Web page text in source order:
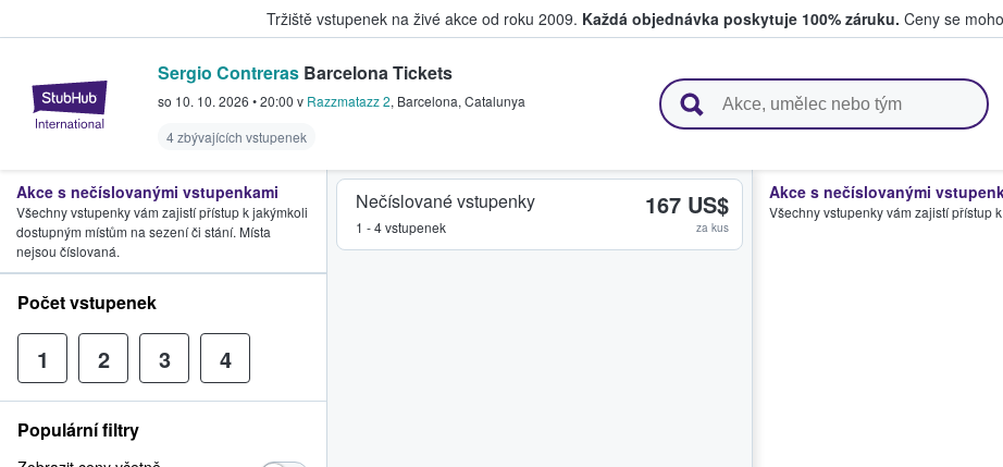
Tržiště vstupenek na živé akce od roku 2009. Každá objednávka poskytuje 100% záruku. Ceny se
StubHub – Místo, kde fanoušci kupují a prodávají vstupenky
Sergio Contreras Barcelona Tickets
so 10. 10. 2026 •20:00 v Razzmatazz 2, Barcelona, Catalunya
4 zbývajících vstupenek
Nečíslované vstupenky
1 - 4 vstupenek
167 US$
za kus
Akce s nečíslovanými
Všechny vstupenky vám zajistí přístup
Akce s nečíslovanými vstupenkami
Všechny vstupenky vám zajistí přístup k jakýmkoli
dostupným místům na sezení či stání. Místa
nejsou číslovaná.
Počet vstupenek
1 2 3 4
Populární filtry